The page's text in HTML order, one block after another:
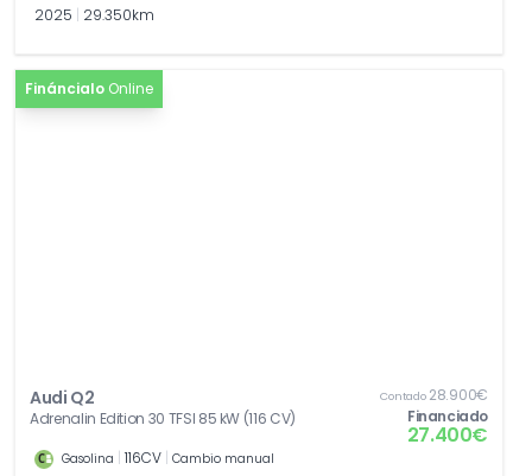
2025 29.350km
Fináncialo Online
Audi Q2
Adrenalin Edition 30 TFSI 85 kW (116 CV)
Contado28.900€
Financiado
27.400€
Gasolina 116CV Cambio manual